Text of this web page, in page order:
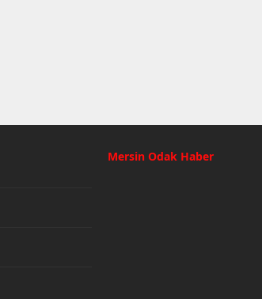
Mersin Odak Haber